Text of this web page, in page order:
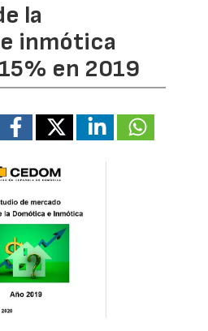
la
inmótica
en 2019